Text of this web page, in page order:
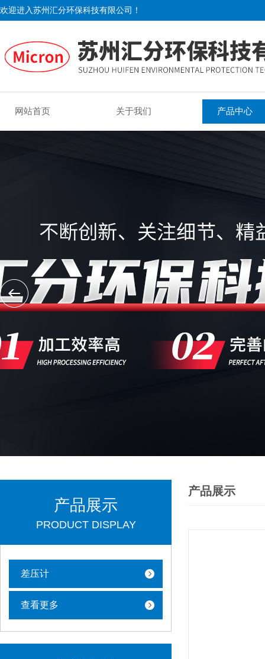
欢迎进入苏州汇分环保科技有限公司！
网站首页 关于我们 产品中心
产品展示
PRODUCT DISPLAY
差压计
查看更多
产品展示